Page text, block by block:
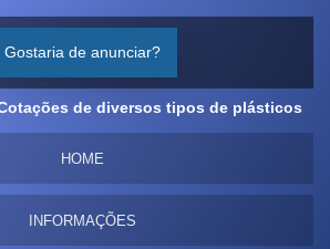
Gostaria de anunciar?
de diversos tipos de plásticos
HOME
INFORMAÇÕES